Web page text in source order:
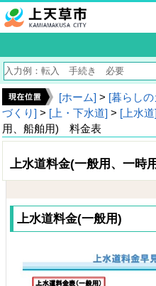
[ホーム] > [暮らし
づくり] > [上・下水道] > [上水道]
用、船舶用) 料金表
上水道料金(一般用、一
上水道料金(一般用)